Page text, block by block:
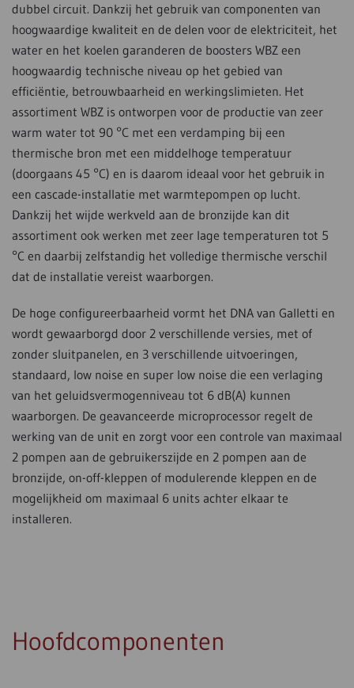
dubbel circuit. Dankzij het gebruik van componenten van
hoogwaardige kwaliteit en de delen voor de elektriciteit, het
water en het koelen garanderen de boosters WBZ een
hoogwaardig technische niveau op het gebied van
efficiëntie, betrouwbaarheid en werkingslimieten. Het
assortiment WBZ is ontworpen voor de productie van zeer
warm water tot 90 °C met een verdamping bij een
thermische bron met een middelhoge temperatuur
(doorgaans 45 °C) en is daarom ideaal voor het gebruik in
een cascade-installatie met warmtepompen op lucht.
Dankzij het wijde werkveld aan de bronzijde kan dit
assortiment ook werken met zeer lage temperaturen tot 5
°C en daarbij zelfstandig het volledige thermische verschil
dat de installatie vereist waarborgen.
De hoge configureerbaarheid vormt het DNA van Galletti en
wordt gewaarborgd door 2 verschillende versies, met of
zonder sluitpanelen, en 3 verschillende uitvoeringen,
standaard, low noise en super low noise die een verlaging
van het geluidsvermogenniveau tot 6 dB(A) kunnen
waarborgen. De geavanceerde microprocessor regelt de
werking van de unit en zorgt voor een controle van maximaal
2 pompen aan de gebruikerszijde en 2 pompen aan de
bronzijde, on-off-kleppen of modulerende kleppen en de
mogelijkheid om maximaal 6 units achter elkaar te
installeren.
Hoofdcomponenten